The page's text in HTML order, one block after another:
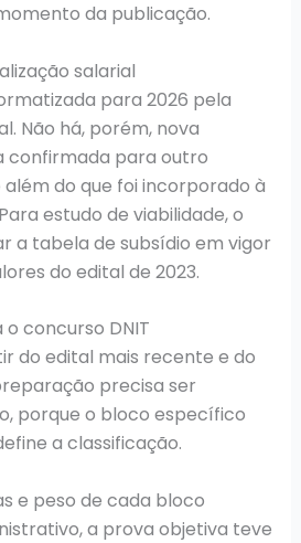
da publicação.
salarial
para 2026 pela
Não há, porém, nova
confirmada para outro
do que foi incorporado à
estudo de viabilidade, o
a tabela de subsídio em vigor
do edital de 2023.
concurso DNIT
do edital mais recente e do
precisa ser
porque o bloco específico
a classificação.
e peso de cada bloco
a prova objetiva teve